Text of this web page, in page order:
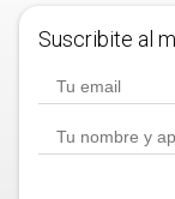
Suscribite al